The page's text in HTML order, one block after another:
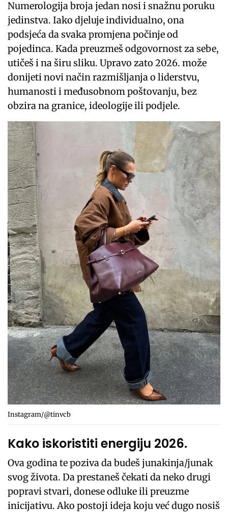
Numerologija broja jedan nosi i snažnu poruku
jedinstva. Iako djeluje individualno, ona
podsjeća da svaka promjena počinje od
pojedinca. Kada preuzmeš odgovornost za sebe,
utičeš i na širu sliku. Upravo zato 2026. može
donijeti novi način razmišljanja o liderstvu,
humanosti i međusobnom poštovanju, bez
obzira na granice, ideologije ili podjele.
Instagram/@tinvcb
Kako iskoristiti energiju 2026.
Ova godina te poziva da budeš junakinja/junak
svog života. Da prestaneš čekati da neko drugi
popravi stvari, donese odluke ili preuzme
inicijativu. Ako postoji ideja koju već dugo nosiš